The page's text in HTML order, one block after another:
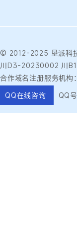
© 2012-2025 垦派科
川D3-20230002 川
合作域名注册服务机
QQ在线咨询
QQ